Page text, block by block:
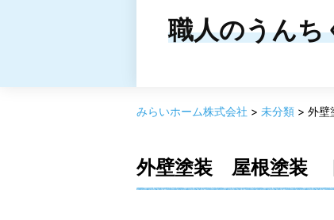
職人のうんち
みらいホーム株式会社 > 未分類 > 外壁
外壁塗装 屋根塗装